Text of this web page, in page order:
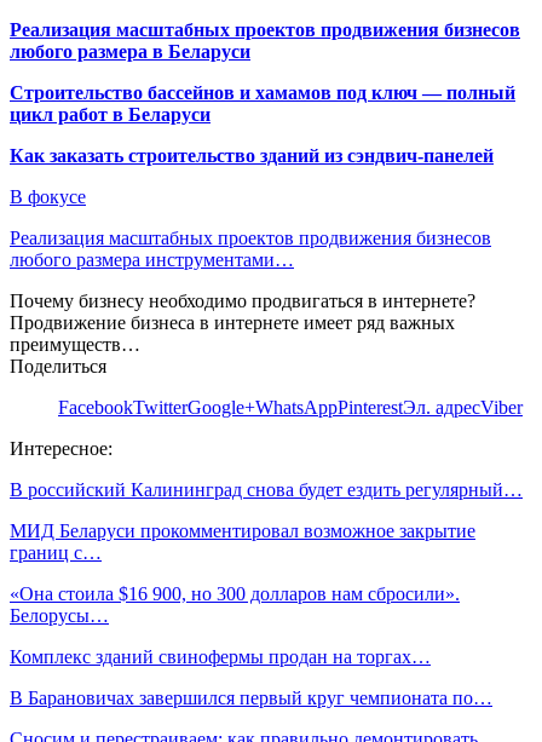
Реализация масштабных проектов продвижения бизнесов
любого размера в Беларуси
Строительство бассейнов и хамамов под ключ — полный
цикл работ в Беларуси
Как заказать строительство зданий из сэндвич-панелей
В фокусе
Реализация масштабных проектов продвижения бизнесов
любого размера инструментами…
Почему бизнесу необходимо продвигаться в интернете?
Продвижение бизнеса в интернете имеет ряд важных
преимуществ…
Поделиться
FacebookTwitterGoogle+WhatsAppPinterestЭл. адресViber
Интересное:
В российский Калининград снова будет ездить регулярный…
МИД Беларуси прокомментировал возможное закрытие
границ с…
«Она стоила $16 900, но 300 долларов нам сбросили».
Белорусы…
Комплекс зданий свинофермы продан на торгах…
В Барановичах завершился первый круг чемпионата по…